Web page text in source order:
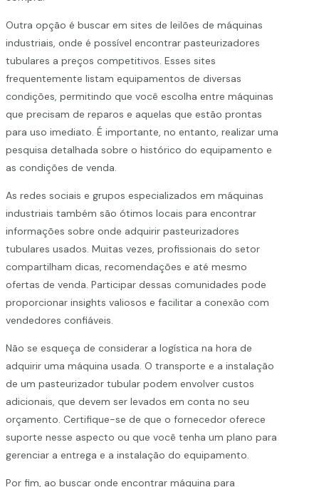
Outra opção é buscar em sites de leilões de máquinas
industriais, onde é possível encontrar pasteurizadores
tubulares a preços competitivos. Esses sites
frequentemente listam equipamentos de diversas
condições, permitindo que você escolha entre máquinas
que precisam de reparos e aquelas que estão prontas
para uso imediato. É importante, no entanto, realizar uma
pesquisa detalhada sobre o histórico do equipamento e
as condições de venda.
As redes sociais e grupos especializados em máquinas
industriais também são ótimos locais para encontrar
informações sobre onde adquirir pasteurizadores
tubulares usados. Muitas vezes, profissionais do setor
compartilham dicas, recomendações e até mesmo
ofertas de venda. Participar dessas comunidades pode
proporcionar insights valiosos e facilitar a conexão com
vendedores confiáveis.
Não se esqueça de considerar a logística na hora de
adquirir uma máquina usada. O transporte e a instalação
de um pasteurizador tubular podem envolver custos
adicionais, que devem ser levados em conta no seu
orçamento. Certifique-se de que o fornecedor oferece
suporte nesse aspecto ou que você tenha um plano para
gerenciar a entrega e a instalação do equipamento.
Por fim, ao buscar onde encontrar máquina para